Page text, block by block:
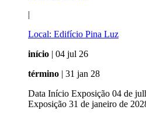
|
Local: Edifício Pina Luz
início | 04 jul 26
término | 31 jan 28
Data Início Exposição 04 de
Exposição 31 de janeiro de